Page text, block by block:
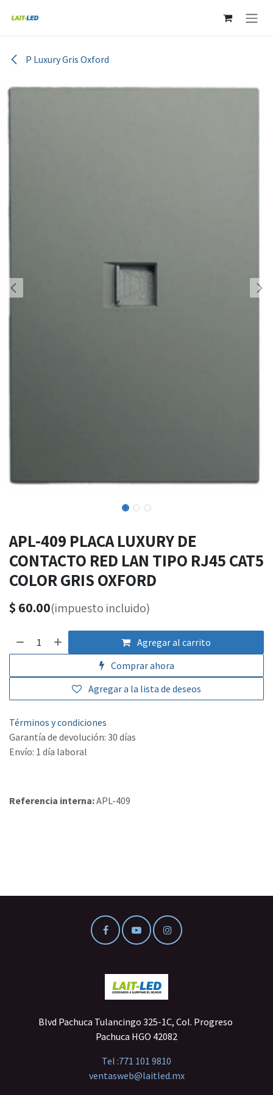
P Luxury Gris Oxford
APL-409 PLACA LUXURY DE
CONTACTO RED LAN TIPO RJ45 CAT5
COLOR GRIS OXFORD
$ 60.00(impuesto incluido)
Agregar al carrito
Comprar ahora
Agregar a la lista de deseos
Términos y condiciones
Garantía de devolución: 30 días
Envío: 1 día laboral
Referencia interna:APL-409
Blvd Pachuca Tulancingo 325-1C, Col. Progreso
Pachuca HGO 42082
Tel :771 101 9810
ventasweb@laitled.mx